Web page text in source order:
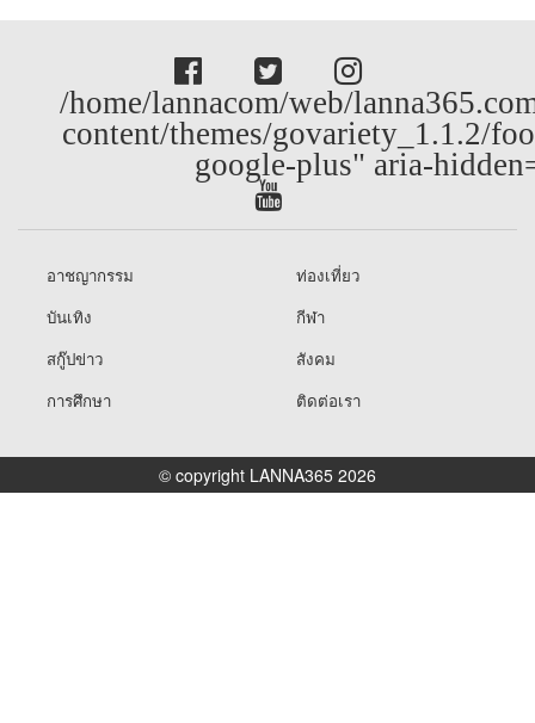
/home/lannacom/web/
content/themes/govariety_1.1.2/
google-plus" aria-
อาชญากรรม
ท่องเที่ยว
บันเทิง
กีฬา
สกู๊ปข่าว
สังคม
การศึกษา
ติดต่อเรา
© copyright LANNA365 2026